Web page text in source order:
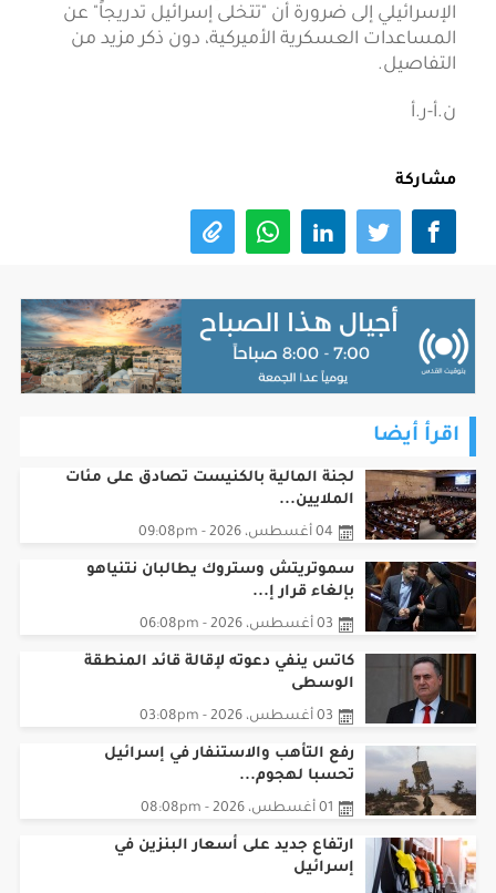
الإسرائيلي إلى ضرورة أن "تتخلى إسرائيل تدريجاً" عن
المساعدات العسكرية الأميركية، دون ذكر مزيد من
التفاصيل.
ن.أ-ر.أ
مشاركة
اقرأ أيضا
لجنة المالية بالكنيست تصادق على مئات
الملايين...
04 أغسطس، 2026 - 09:08pm
سموتريتش وستروك يطالبان نتنياهو
بإلغاء قرار إ...
03 أغسطس، 2026 - 06:08pm
كاتس ينفي دعوته لإقالة قائد المنطقة
الوسطى
03 أغسطس، 2026 - 03:08pm
رفع التأهب والاستنفار في إسرائيل
تحسبا لهجوم...
01 أغسطس، 2026 - 08:08pm
ارتفاع جديد على أسعار البنزين في
إسرائيل